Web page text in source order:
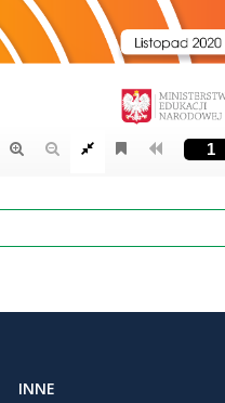
INNE